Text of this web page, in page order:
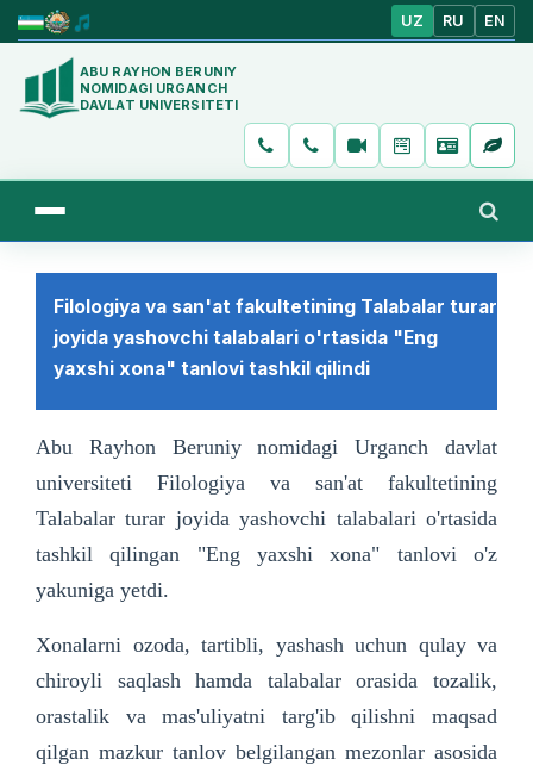
UZ RU EN
ABU RAYHON BERUNIY
NOMIDAGI URGANCH
DAVLAT UNIVERSITETI
Filologiya va san'at fakultetining Talabalar turar
joyida yashovchi talabalari o'rtasida "Eng
yaxshi xona" tanlovi tashkil qilindi
Abu Rayhon Beruniy nomidagi Urganch davlat
universiteti Filologiya va san'at fakultetining
Talabalar turar joyida yashovchi talabalari o'rtasida
tashkil qilingan "Eng yaxshi xona" tanlovi o'z
yakuniga yetdi.
Xonalarni ozoda, tartibli, yashash uchun qulay va
chiroyli saqlash hamda talabalar orasida tozalik,
orastalik va mas'uliyatni targ'ib qilishni maqsad
qilgan mazkur tanlov belgilangan mezonlar asosida